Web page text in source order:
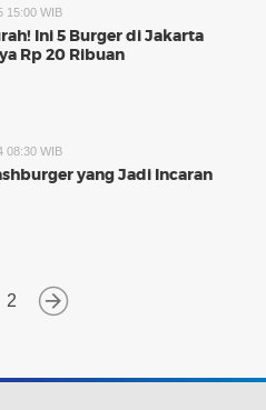
15:00 WIB
Ini 5 Burger di Jakarta
Rp 20 Ribuan
08:30 WIB
yang Jadi Incaran
2